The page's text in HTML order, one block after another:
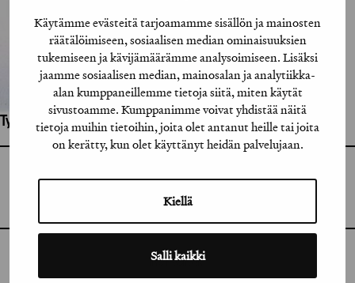
Käytämme evästeitä tarjoamamme sisällön ja mainosten
räätälöimiseen, sosiaalisen median ominaisuuksien
tukemiseen ja kävijämäärämme analysoimiseen. Lisäksi
jaamme sosiaalisen median, mainosalan ja analytiikka-
alan kumppaneillemme tietoja siitä, miten käytät
sivustoamme. Kumppanimme voivat yhdistää näitä
tietoja muihin tietoihin, joita olet antanut heille tai joita
on kerätty, kun olet käyttänyt heidän palvelujaan.
Kiellä
Salli kaikki
Työhön osallistuneet henkilöt / tahot:
GRAFIA(AT)GRAFIA.FI
INSTAGRAM